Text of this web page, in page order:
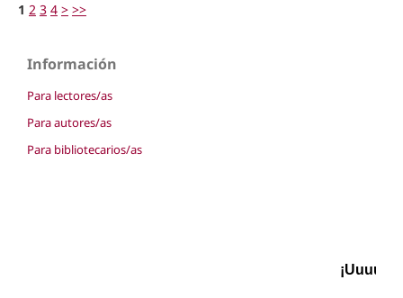
1 2 3 4 > >>
Información
Para lectores/as
Para autores/as
Para bibliotecarios/as